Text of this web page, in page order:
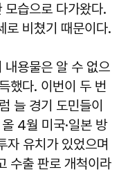
모습으로 다가왔다.
로 비쳤기 때문이다.
내용물은 알 수 없으
했다. 이번이 두 번
늘 경기 도민들이
4월 미국·일본 방
자 유치가 있었으며
수출 판로 개척이라